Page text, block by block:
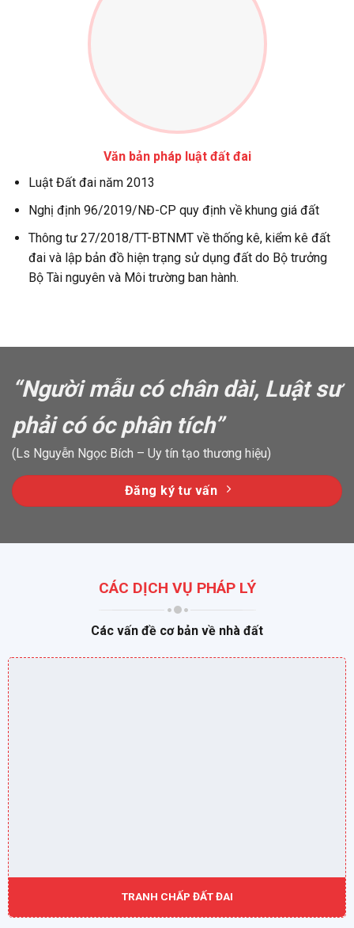
Văn bản pháp luật đất đai
Luật Đất đai năm 2013
Nghị định 96/2019/NĐ-CP quy định về khung giá đất
Thông tư 27/2018/TT-BTNMT về thống kê, kiểm kê đất
đai và lập bản đồ hiện trạng sử dụng đất do Bộ trưởng
Bộ Tài nguyên và Môi trường ban hành.
“Người mẫu có chân dài, Luật sư
phải có óc phân tích”
(Ls Nguyễn Ngọc Bích – Uy tín tạo thương hiệu)
Đăng ký tư vấn
CÁC DỊCH VỤ PHÁP LÝ
Các vấn đề cơ bản về nhà đất
TRANH CHẤP ĐẤT ĐAI